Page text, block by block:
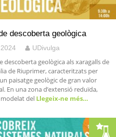
descoberta geològica
UDivulga
descoberta geològica als xaragalls de
de Riuprimer, caracteritzats per
paisatge geològic de gran valor
En una zona d’extensió reduïda,
delLlegeix-ne més…